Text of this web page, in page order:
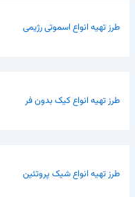
طرز تهیه انواع اسموتی رژیمی
طرز تهیه انواع کیک بدون فر
طرز تهیه انواع شیک پروتئین